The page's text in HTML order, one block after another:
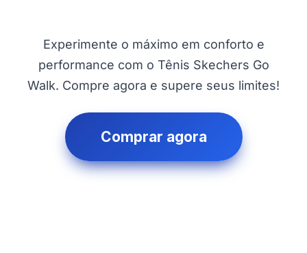
Experimente o máximo em conforto e
performance com o Tênis Skechers Go
Walk. Compre agora e supere seus limites!
Comprar agora